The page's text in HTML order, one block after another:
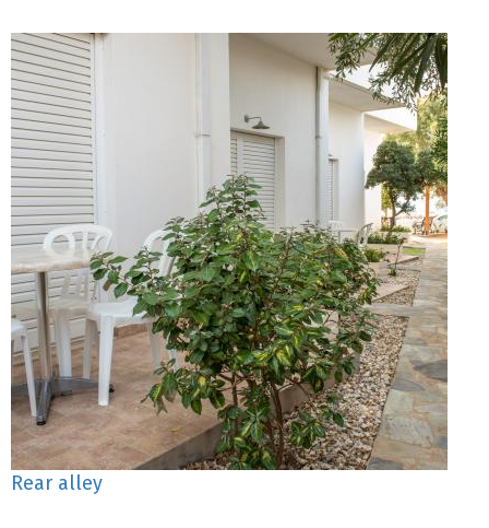
Rear alley